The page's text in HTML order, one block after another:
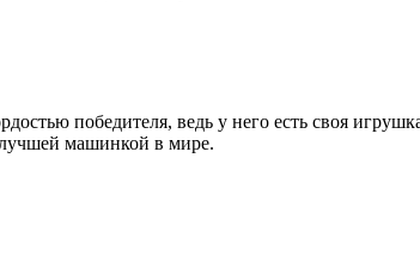
победителя, ведь у него есть своя
лучшей машинкой в мире.